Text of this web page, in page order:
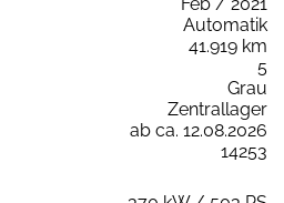
Automatik
41.919 km
5
Grau
Zentrallager
ab ca. 12.08.2026
14253